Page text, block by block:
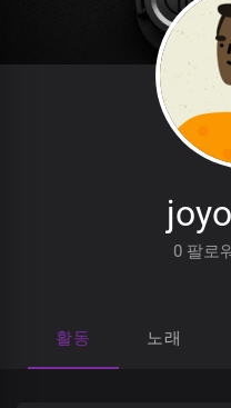
0 팔로
활동 노래